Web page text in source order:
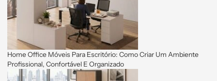
Home Office Móveis Para Escritório: Como Criar Um Ambiente
Profissional, Confortável E Organizado